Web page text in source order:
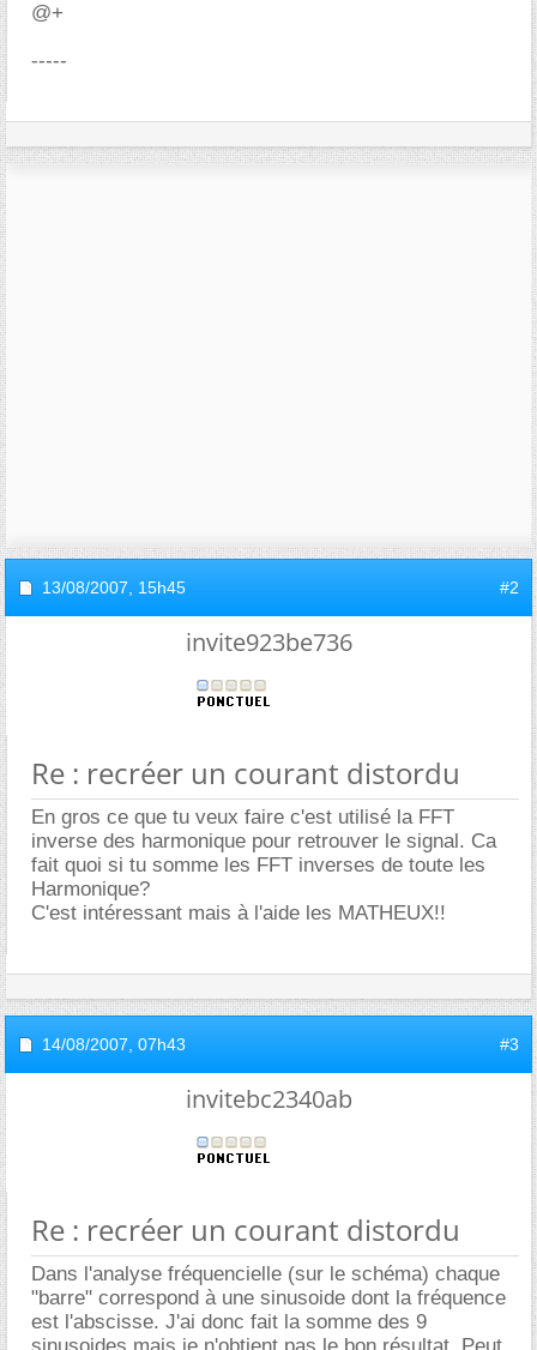
@+
-----
13/08/2007, 15h45 #2
invite923be736
Re : recréer un courant distordu
En gros ce que tu veux faire c'est utilisé la FFT
inverse des harmonique pour retrouver le signal. Ca
fait quoi si tu somme les FFT inverses de toute les
Harmonique?
C'est intéressant mais à l'aide les MATHEUX!!
14/08/2007, 07h43 #3
invitebc2340ab
Re : recréer un courant distordu
Dans l'analyse fréquencielle (sur le schéma) chaque
"barre" correspond à une sinusoide dont la fréquence
est l'abscisse. J'ai donc fait la somme des 9